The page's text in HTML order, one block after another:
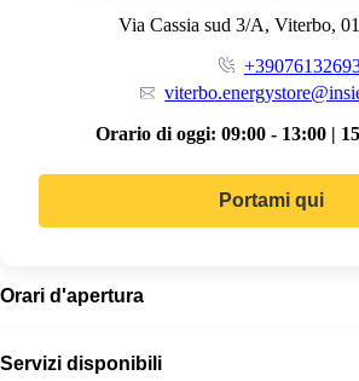
Via Cassia sud 3/A, Viterbo,
Orario di oggi: 09:00 - 13:00 |
Portami qui
Orari d'apertura
Servizi disponibili